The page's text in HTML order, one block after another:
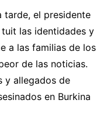
tarde, el presidente
las identidades y
a las familias de los
de las noticias.
y allegados de
en Burkina